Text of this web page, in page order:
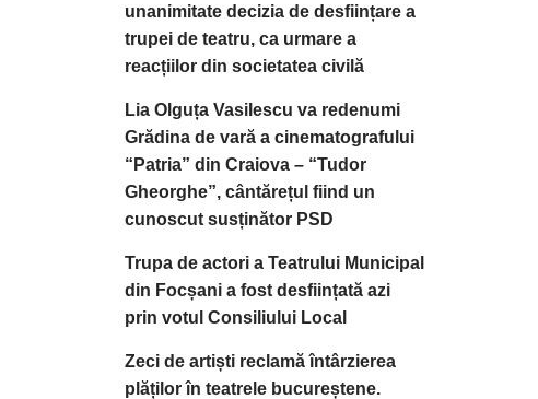
unanimitate decizia de desființare a
trupei de teatru, ca urmare a
reacțiilor din societatea civilă
Lia Olguța Vasilescu va redenumi
Grădina de vară a cinematografului
“Patria” din Craiova – “Tudor
Gheorghe”, cântărețul fiind un
cunoscut susținător PSD
Trupa de actori a Teatrului Municipal
din Focșani a fost desființată azi
prin votul Consiliului Local
Zeci de artiști reclamă întârzierea
plăților în teatrele bucureștene.